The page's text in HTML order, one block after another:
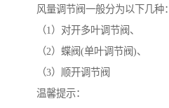
风量调节阀一般分为以下几种：
（1）对开多叶调节阀、
（2）蝶阀(单叶调节阀)、
（3）顺开调节阀
温馨提示：